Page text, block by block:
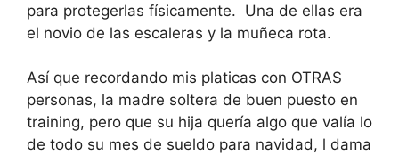
para protegerlas físicamente. Una de ellas era
el novio de las escaleras y la muñeca rota.
Así que recordando mis platicas con OTRAS
personas, la madre soltera de buen puesto en
training, pero que su hija quería algo que valía lo
de todo su mes de sueldo para navidad, l dama